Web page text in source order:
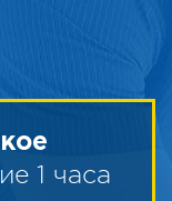
1 часа